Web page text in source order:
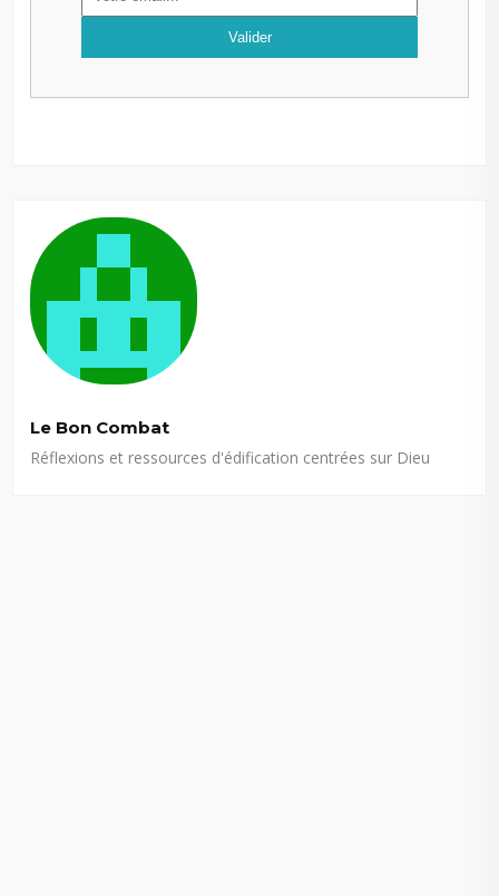
Le Bon Combat
Réflexions et ressources d'édification centrées sur Dieu